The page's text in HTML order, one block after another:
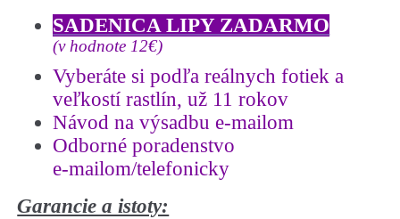
SADENICA LIPY ZADARMO
(v hodnote 12€)
Vyberáte si podľa reálnych fotiek a
veľkostí rastlín, už 11 rokov
Návod na výsadbu e-mailom
Odborné poradenstvo
e-mailom/telefonicky
Garancie a istoty: